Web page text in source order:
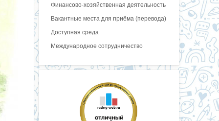
Финансово-хозяйственная деятельность
Вакантные места для приёма (перевода)
Доступная среда
Международное сотрудничество